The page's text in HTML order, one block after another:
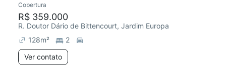
Redecorar
Cobertura
R$ 359.000
R. Doutor Dário de Bittencourt, Jardim Europa
128m²
2
Ver contato